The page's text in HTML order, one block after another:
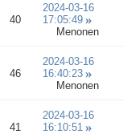
40
2024-03-16
17:05:49
Menonen
46
2024-03-16
16:40:23
Menonen
41
2024-03-16
16:10:51